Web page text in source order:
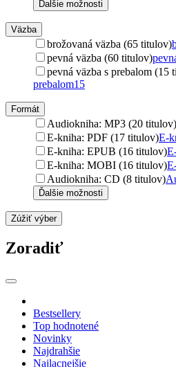
Ďalšie možnosti
Väzba
brožovaná väzba (65 titulov)
pevná väzba (60 titulov)
pevná väzba s prebalom (15
prebalom15
Formát
Audiokniha: MP3 (20 titulov)
E-kniha: PDF (17 titulov)E-
E-kniha: EPUB (16 titulov)
E-kniha: MOBI (16 titulov)
Audiokniha: CD (8 titulov)
Ďalšie možnosti
Zúžiť výber
Zoradiť
Bestsellery
Top hodnotené
Novinky
Najdrahšie
Najlacnejšie